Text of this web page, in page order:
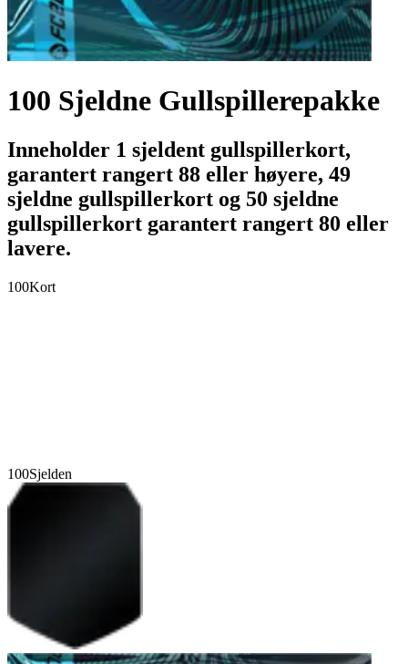
100 Sjeldne Gullspillerepakke
Inneholder 1 sjeldent gullspillerkort,
garantert rangert 88 eller høyere, 49
sjeldne gullspillerkort og 50 sjeldne
gullspillerkort garantert rangert 80 eller
lavere.
100Kort
100Sjelden